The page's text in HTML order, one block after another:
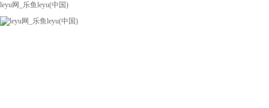
leyu网_乐鱼leyu(中国)